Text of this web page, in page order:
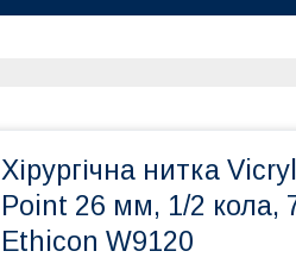
Хірургічна нитка
Point 26 мм, 1/2 кола,
Ethicon W9120